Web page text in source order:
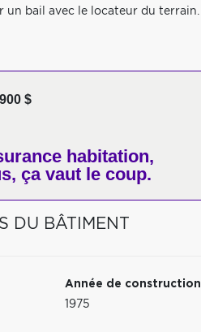
un bail avec le locateur du terrain.
$
habitation,
ça vaut le coup.
DU BÂTIMENT
Année de construction
1975